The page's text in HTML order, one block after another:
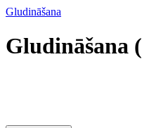
Gludināšana
Gludināšana (